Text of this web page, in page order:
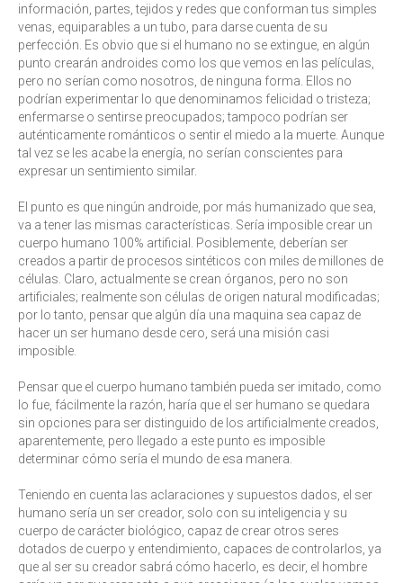
información, partes, tejidos y redes que conforman tus simples
venas, equiparables a un tubo, para darse cuenta de su
perfección. Es obvio que si el humano no se extingue, en algún
punto crearán androides como los que vemos en las películas,
pero no serían como nosotros, de ninguna forma. Ellos no
podrían experimentar lo que denominamos felicidad o tristeza;
enfermarse o sentirse preocupados; tampoco podrían ser
auténticamente románticos o sentir el miedo a la muerte. Aunque
tal vez se les acabe la energía, no serían conscientes para
expresar un sentimiento similar.
El punto es que ningún androide, por más humanizado que sea,
va a tener las mismas características. Sería imposible crear un
cuerpo humano 100% artificial. Posiblemente, deberían ser
creados a partir de procesos sintéticos con miles de millones de
células. Claro, actualmente se crean órganos, pero no son
artificiales; realmente son células de origen natural modificadas;
por lo tanto, pensar que algún día una maquina sea capaz de
hacer un ser humano desde cero, será una misión casi
imposible.
Pensar que el cuerpo humano también pueda ser imitado, como
lo fue, fácilmente la razón, haría que el ser humano se quedara
sin opciones para ser distinguido de los artificialmente creados,
aparentemente, pero llegado a este punto es imposible
determinar cómo sería el mundo de esa manera.
Teniendo en cuenta las aclaraciones y supuestos dados, el ser
humano sería un ser creador, solo con su inteligencia y su
cuerpo de carácter biológico, capaz de crear otros seres
dotados de cuerpo y entendimiento, capaces de controlarlos, ya
que al ser su creador sabrá cómo hacerlo, es decir, el hombre